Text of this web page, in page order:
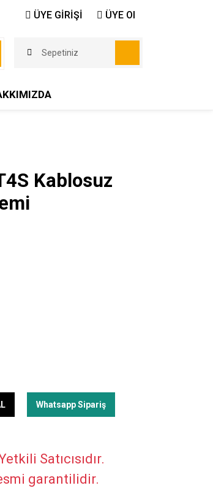
ÜYE GİRİŞİ ÜYE Ol
Sepetiniz
Kablosuz
Whatsapp Sipariş
Satıcısıdır.
garantilidir.